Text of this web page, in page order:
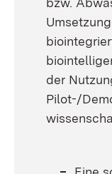
der
Pilot-/